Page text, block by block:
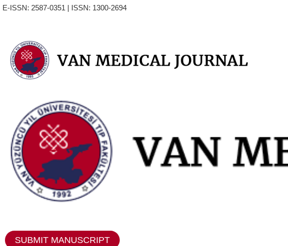
E-ISSN: 2587-0351 | ISSN: 1300-2694
SUBMIT MANUSCRIPT